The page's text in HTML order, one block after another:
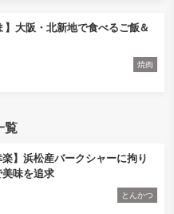
】大阪・北新地で食べるご飯＆
焼肉
覧
楽】浜松産バークシャーに拘り
味を追求
とんかつ